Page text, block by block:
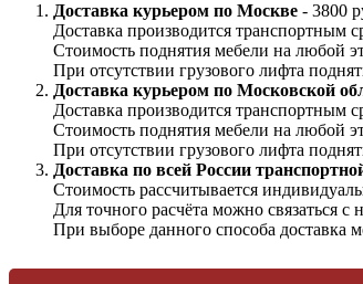
Доставка курьером по Москве - 3800
Доставка производится транспортным
Стоимость поднятия мебели на любой
При отсутствии грузового лифта
Доставка курьером по Московской
Доставка производится транспортным
Стоимость поднятия мебели на любой
При отсутствии грузового лифта
Доставка по всей России
Стоимость рассчитывается
Для точного расчёта можно связаться
При выборе данного способа доставка